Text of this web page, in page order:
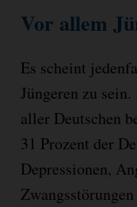
Vor allem
Es scheint
Jüngeren zu
aller Deutschen
31 Prozent der
Depressionen,